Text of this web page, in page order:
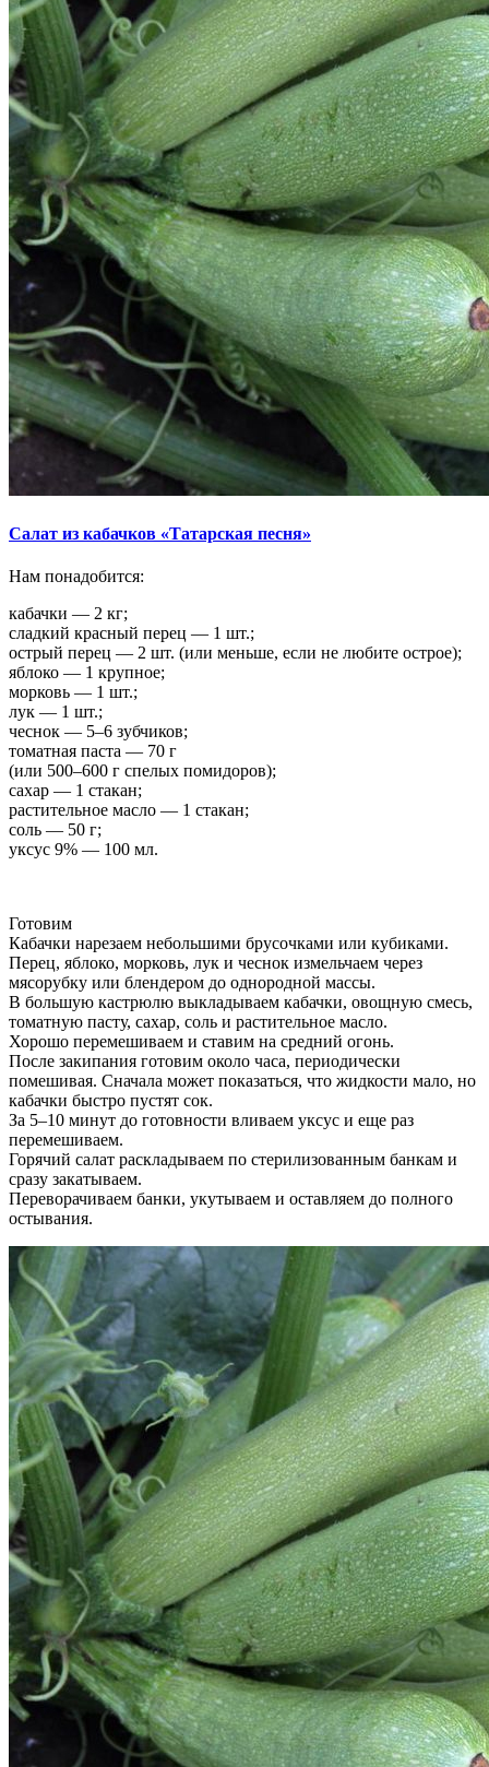
Салат из кабачков «Татарская песня»
Нам понадобится:
кабачки — 2 кг;
сладкий красный перец — 1 шт.;
острый перец — 2 шт. (или меньше, если не любите острое);
яблоко — 1 крупное;
морковь — 1 шт.;
лук — 1 шт.;
чеснок — 5–6 зубчиков;
томатная паста — 70 г
(или 500–600 г спелых помидоров);
сахар — 1 стакан;
растительное масло — 1 стакан;
соль — 50 г;
уксус 9% — 100 мл.
Готовим
Кабачки нарезаем небольшими брусочками или кубиками.
Перец, яблоко, морковь, лук и чеснок измельчаем через
мясорубку или блендером до однородной массы.
В большую кастрюлю выкладываем кабачки, овощную смесь,
томатную пасту, сахар, соль и растительное масло.
Хорошо перемешиваем и ставим на средний огонь.
После закипания готовим около часа, периодически
помешивая. Сначала может показаться, что жидкости мало, но
кабачки быстро пустят сок.
За 5–10 минут до готовности вливаем уксус и еще раз
перемешиваем.
Горячий салат раскладываем по стерилизованным банкам и
сразу закатываем.
Переворачиваем банки, укутываем и оставляем до полного
остывания.